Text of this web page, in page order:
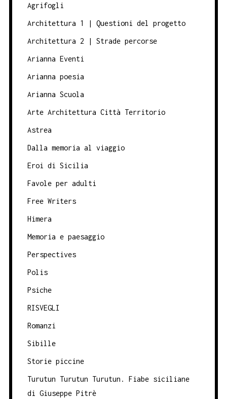
Agrifogli
Architettura 1 | Questioni del progetto
Architettura 2 | Strade percorse
Arianna Eventi
Arianna poesia
Arianna Scuola
Arte Architettura Città Territorio
Astrea
Dalla memoria al viaggio
Eroi di Sicilia
Favole per adulti
Free Writers
Himera
Memoria e paesaggio
Perspectives
Polis
Psiche
RISVEGLI
Romanzi
Sibille
Storie piccine
Turutun Turutun Turutun. Fiabe siciliane
di Giuseppe Pitrè